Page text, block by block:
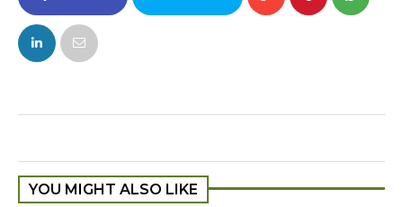
FACEBOOK
YOU MIGHT ALSO LIKE